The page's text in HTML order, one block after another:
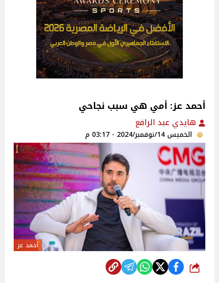
أحمد عز: أمي هي سبب نجاحي
هايدي عبد الرافع
الخميس 14/نوفمبر/2024 - 03:17 م
أحمد عز
شارك